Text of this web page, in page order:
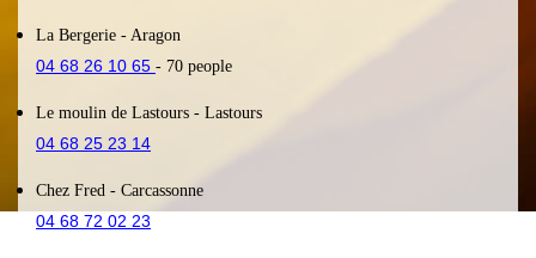
La Bergerie - Aragon
04 68 26 10 65 - 70 people
Le moulin de Lastours - Lastours
04 68 25 23 14
Chez Fred - Carcassonne
04 68 72 02 23